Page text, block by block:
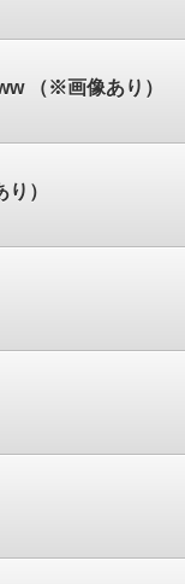
（※画像あり）
）